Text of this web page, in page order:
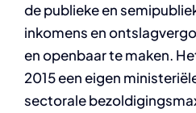
de publieke en
inkomens en
en openbaar te maken.
2015 een eigen
sectorale